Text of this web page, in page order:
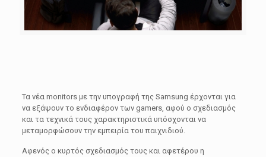
Τα νέα monitors με την υπογραφή της Samsung έρχονται για
να εξάψουν το ενδιαφέρον των gamers, αφού ο σχεδιασμός
και τα τεχνικά τους χαρακτηριστικά υπόσχονται να
μεταμορφώσουν την εμπειρία του παιχνιδιού.
Αφενός ο κυρτός σχεδιασμός τους και αφετέρου η